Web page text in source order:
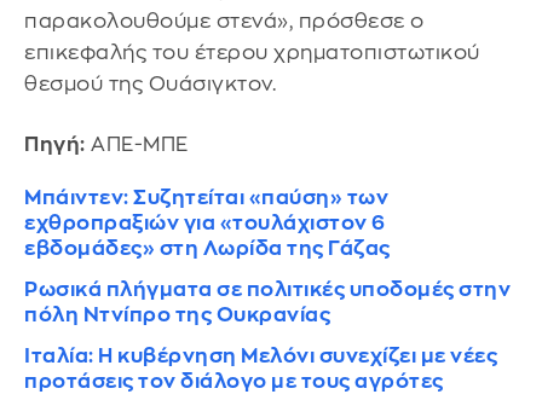
παρακολουθούμε στενά», πρόσθεσε ο
επικεφαλής του έτερου χρηματοπιστωτικού
θεσμού της Ουάσιγκτον.
Πηγή: ΑΠΕ-ΜΠΕ
Μπάιντεν: Συζητείται «παύση» των
εχθροπραξιών για «τουλάχιστον 6
εβδομάδες» στη Λωρίδα της Γάζας
Ρωσικά πλήγματα σε πολιτικές υποδομές στην
πόλη Ντνίπρο της Ουκρανίας
Ιταλία: Η κυβέρνηση Μελόνι συνεχίζει με νέες
προτάσεις τον διάλογο με τους αγρότες